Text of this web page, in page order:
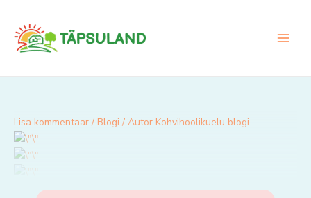
content
Lisa kommentaar / Blogi / Autor Kohvihoolikuelu blogi